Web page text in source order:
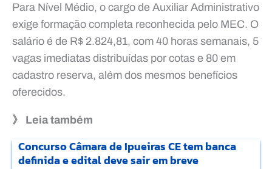
Para Nível Médio, o cargo de Auxiliar Administrativo
exige formação completa reconhecida pelo MEC. O
salário é de R$ 2.824,81, com 40 horas semanais, 5
vagas imediatas distribuídas por cotas e 80 em
cadastro reserva, além dos mesmos benefícios
oferecidos.
》 Leia também
Concurso Câmara de Ipueiras CE tem banca
definida e edital deve sair em breve